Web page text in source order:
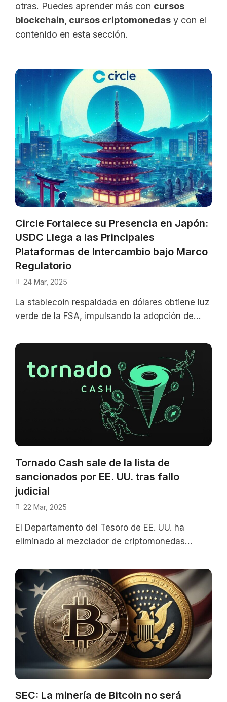
otras. Puedes aprender más con cursos
blockchain, cursos criptomonedas y con el
contenido en esta sección.
Circle Fortalece su Presencia en Japón:
USDC Llega a las Principales
Plataformas de Intercambio bajo Marco
Regulatorio
24 Mar, 2025
La stablecoin respaldada en dólares obtiene luz
verde de la FSA, impulsando la adopción de
Tornado Cash sale de la lista de
sancionados por EE. UU. tras fallo
judicial
22 Mar, 2025
El Departamento del Tesoro de EE. UU. ha
eliminado al mezclador de criptomonedas
SEC: La minería de Bitcoin no será